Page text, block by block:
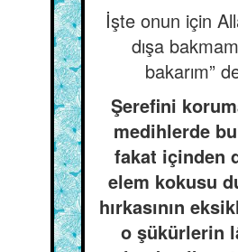
İşte onun için
dışa
bakarım”
Şerefini
medihlerde
fakat içinden
elem kokusu
hırkasının
o şükürlerin